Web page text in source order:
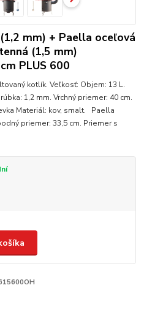
mm) + Paella oceľová
(1,5 mm)
PLUS 600
kotlík. Veľkosť: Objem: 13 L.
1,2 mm. Vrchný priemer: 40 cm.
Materiál: kov, smalt. Paella
priemer: 33,5 cm. Priemer s